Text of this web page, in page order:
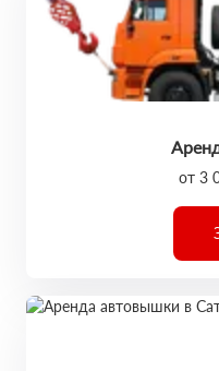
от 3